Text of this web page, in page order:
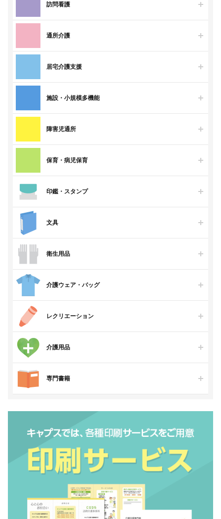
訪問看護
通所介護
居宅介護支援
施設・小規模多機能
障害児通所
保育・病児保育
印鑑・スタンプ
文具
衛生用品
介護ウェア・バッグ
レクリエーション
介護用品
専門書籍